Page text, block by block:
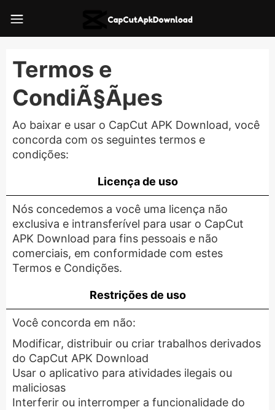
Termos e
CondiÃ§Ãµes
Ao baixar e usar o CapCut APK Download, você
concorda com os seguintes termos e
condições:
Licença de uso
Nós concedemos a você uma licença não
exclusiva e intransferível para usar o CapCut
APK Download para fins pessoais e não
comerciais, em conformidade com estes
Termos e Condições.
Restrições de uso
Você concorda em não:
Modificar, distribuir ou criar trabalhos derivados
do CapCut APK Download
Usar o aplicativo para atividades ilegais ou
maliciosas
Interferir ou interromper a funcionalidade do